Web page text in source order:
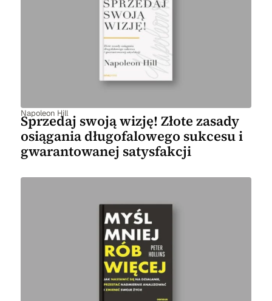
Napoleon Hill
Sprzedaj swoją wizję! Złote zasady
osiągania długofalowego sukcesu i
gwarantowanej satysfakcji